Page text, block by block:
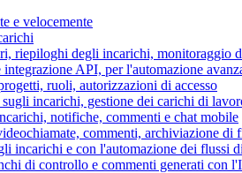
e velocemente
riepiloghi degli incarichi, monitoraggio
API, per l'automazione
ruoli, autorizzazioni di accesso
incarichi, gestione dei carichi di
notifiche, commenti e chat mobile
commenti, archiviazione
incarichi e con l'automazione dei flussi
di controllo e commenti generati con